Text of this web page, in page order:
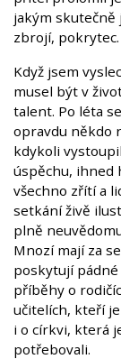
jakým skutečně
zbrojí, pokrytec.
Když jsem
musel být v
talent. Po léta
opravdu někdo
kdykoli
úspěchu, ihned
všechno zřítí a
setkání živě
plně
Mnozí mají za
poskytují
příběhy o
učitelích, kteří
i o církvi, která
potřebovali.